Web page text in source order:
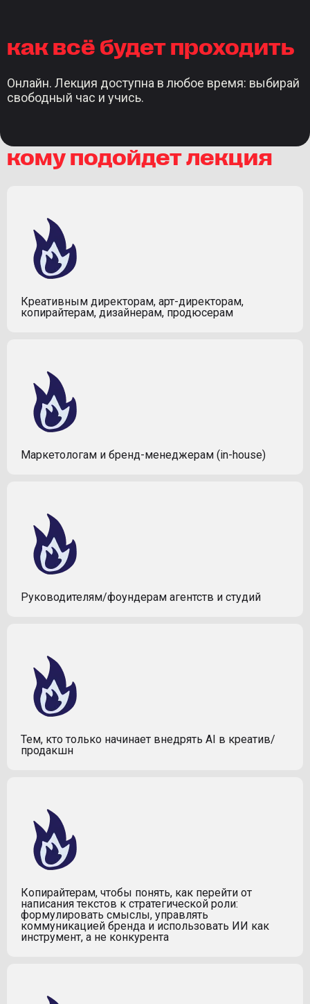
как всё будет проходить
Онлайн. Лекция доступна в любое время: выбирай
свободный час и учись.
кому подойдет лекция
Креативным директорам, арт-директорам,
копирайтерам, дизайнерам, продюсерам
Маркетологам и бренд-менеджерам (in-house)
Руководителям/фоундерам агентств и студий
Тем, кто только начинает внедрять AI в креатив/
продакшн
Копирайтерам, чтобы понять, как перейти от
написания текстов к стратегической роли:
формулировать смыслы, управлять
коммуникацией бренда и использовать ИИ как
инструмент, а не конкурента